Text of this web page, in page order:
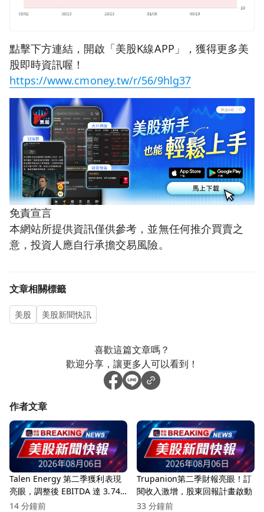
點擊下方連結，開啟「美股K線APP」，獲得更多美
股即時資訊喔！
https://www.cmoney.tw/r/56/9hlg37
免責宣言
本網站所提供資訊僅供參考，並無任何推介買賣之
意，投資人應自行承擔交易風險。
文章相關標籤
美股 美股新聞快訊
喜歡這篇文章嗎？
歡迎分享，讓更多人可以看到！
作者文章
Talen Energy 第二季獲利表現
亮眼，調整後 EBITDA 達 3.74
億美元！
14 分鐘前
Trupanion第二季財報亮眼！訂
閱收入激增，股東回報計畫啟動
33 分鐘前